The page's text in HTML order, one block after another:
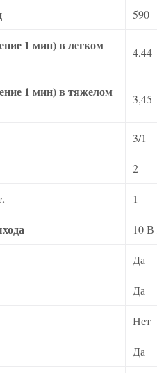
590
1 мин) в легком
4,44
1 мин) в тяжелом
3,45
3/1
2
1
10
Да
Да
Нет
Да